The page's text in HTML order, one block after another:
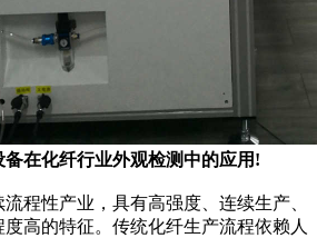
在化纤行业外观检测中的应用!
性产业，具有高强度、连续生产、
高的特征。传统化纤生产流程依赖人